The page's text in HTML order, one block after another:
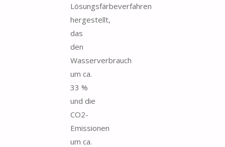
Lösungsfärbeverfahren
hergestellt,
das
den
Wasserverbrauch
um ca.
33 %
und die
CO2-
Emissionen
um ca.